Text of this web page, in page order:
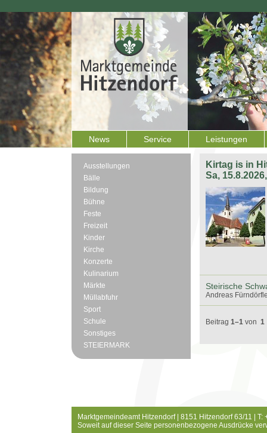
News Service Leistungen
Ausstellungen
Bälle
Bildung
Bühne
Feste
Freizeit
Kinder
Kirche
Konzerte
Kulinarium
Märkte
Müllabfuhr
Sport
Schule
Sonstiges
STEIERMARK
Kirtag is in
Sa,
Steirische
Andreas
Beitrag 1–1 von 1
Marktgemeindeamt Hitzendorf | 8151 Hitzendorf 63/11 |
Soweit auf dieser Seite personenbezogene Ausdrücke